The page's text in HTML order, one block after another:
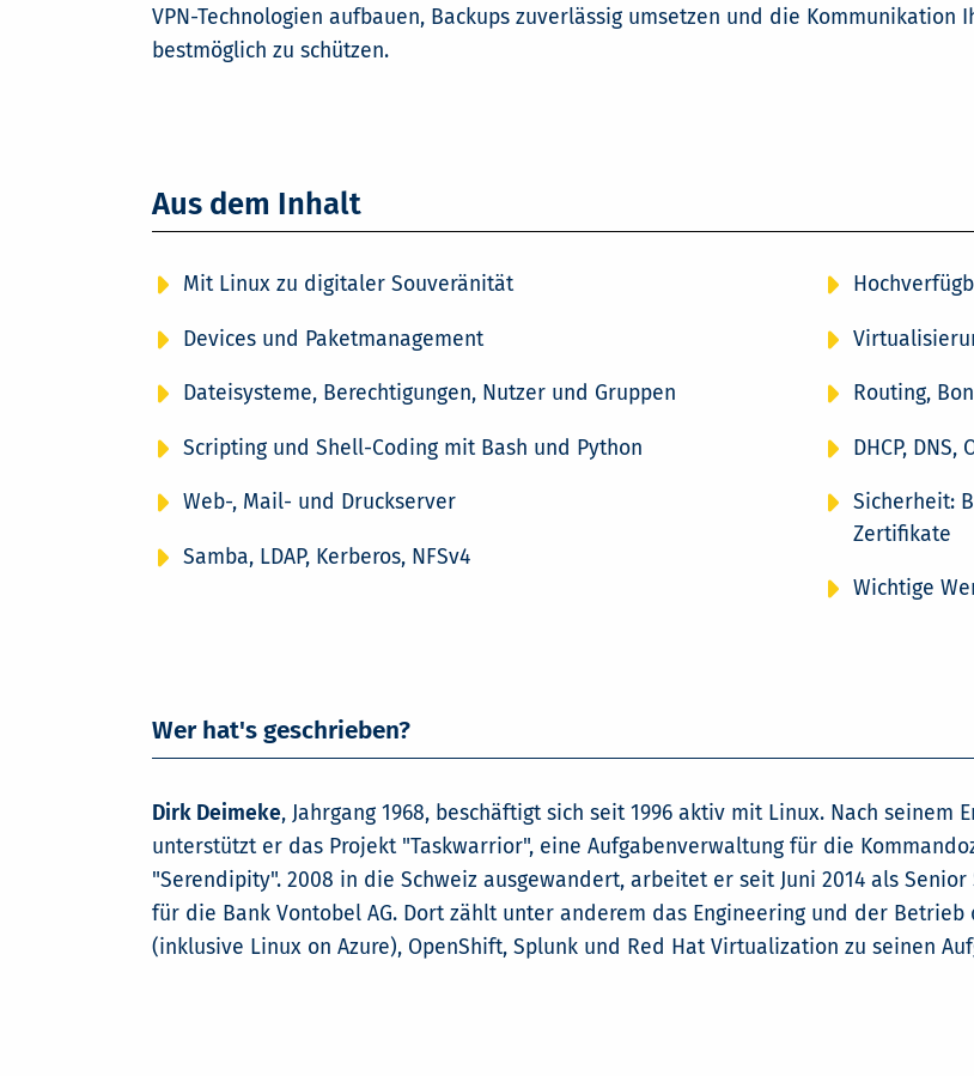
VPN-Technologien aufbauen, Backups zuverlässig umsetzen und die Kommunikation
bestmöglich zu schützen.
Aus dem Inhalt
Mit Linux zu digitaler Souveränität
Devices und Paketmanagement
Dateisysteme, Berechtigungen, Nutzer und Gruppen
Scripting und Shell-Coding mit Bash und Python
Web-, Mail- und Druckserver
Samba, LDAP, Kerberos, NFSv4
Routing,
DHCP, DNS,
Sicherheit:
Zertifikate
Wichtige
Wer hat's geschrieben?
Dirk Deimeke, Jahrgang 1968, beschäftigt sich seit 1996 aktiv mit Linux. Nach seinem
unterstützt er das Projekt "Taskwarrior", eine Aufgabenverwaltung für die
"Serendipity". 2008 in die Schweiz ausgewandert, arbeitet er seit Juni 2014 als
für die Bank Vontobel AG. Dort zählt unter anderem das Engineering und der
(inklusive Linux on Azure), OpenShift, Splunk und Red Hat Virtualization zu seinen